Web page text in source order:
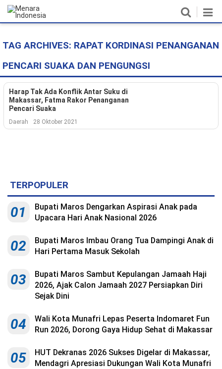
Home
Nasional
Politik
Metro
Ekonomi
Pendidikan
Kesehatan
Lingkungan
Olahraga
TAG ARCHIVES: RAPAT KORDINASI PENANGANAN
PENCARI SUAKA DAN PENGUNGSI
Harap Tak Ada Konflik Antar Suku di
Makassar, Fatma Rakor Penanganan
Pencari Suaka
Daerah 28 Oktober 2021
TERPOPULER
01
Bupati Maros Dengarkan Aspirasi Anak pada
Upacara Hari Anak Nasional 2026
02
Bupati Maros Imbau Orang Tua Dampingi Anak di
Hari Pertama Masuk Sekolah
03
Bupati Maros Sambut Kepulangan Jamaah Haji
2026, Ajak Calon Jamaah 2027 Persiapkan Diri
Sejak Dini
04
Wali Kota Munafri Lepas Peserta Indomaret Fun
Run 2026, Dorong Gaya Hidup Sehat di Makassar
05
HUT Dekranas 2026 Sukses Digelar di Makassar,
Mendagri Apresiasi Dukungan Wali Kota Munafri